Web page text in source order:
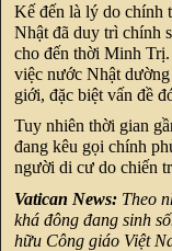
Kế đến là lý do chính
Nhật đã duy trì chính
cho đến thời Minh
việc nước Nhật
giới, đặc biệt vấn đề
Tuy nhiên thời gian
đang kêu gọi chính
người di cư do chiến
Vatican News: Theo
khá đông đang sinh
hữu Công giáo Việt